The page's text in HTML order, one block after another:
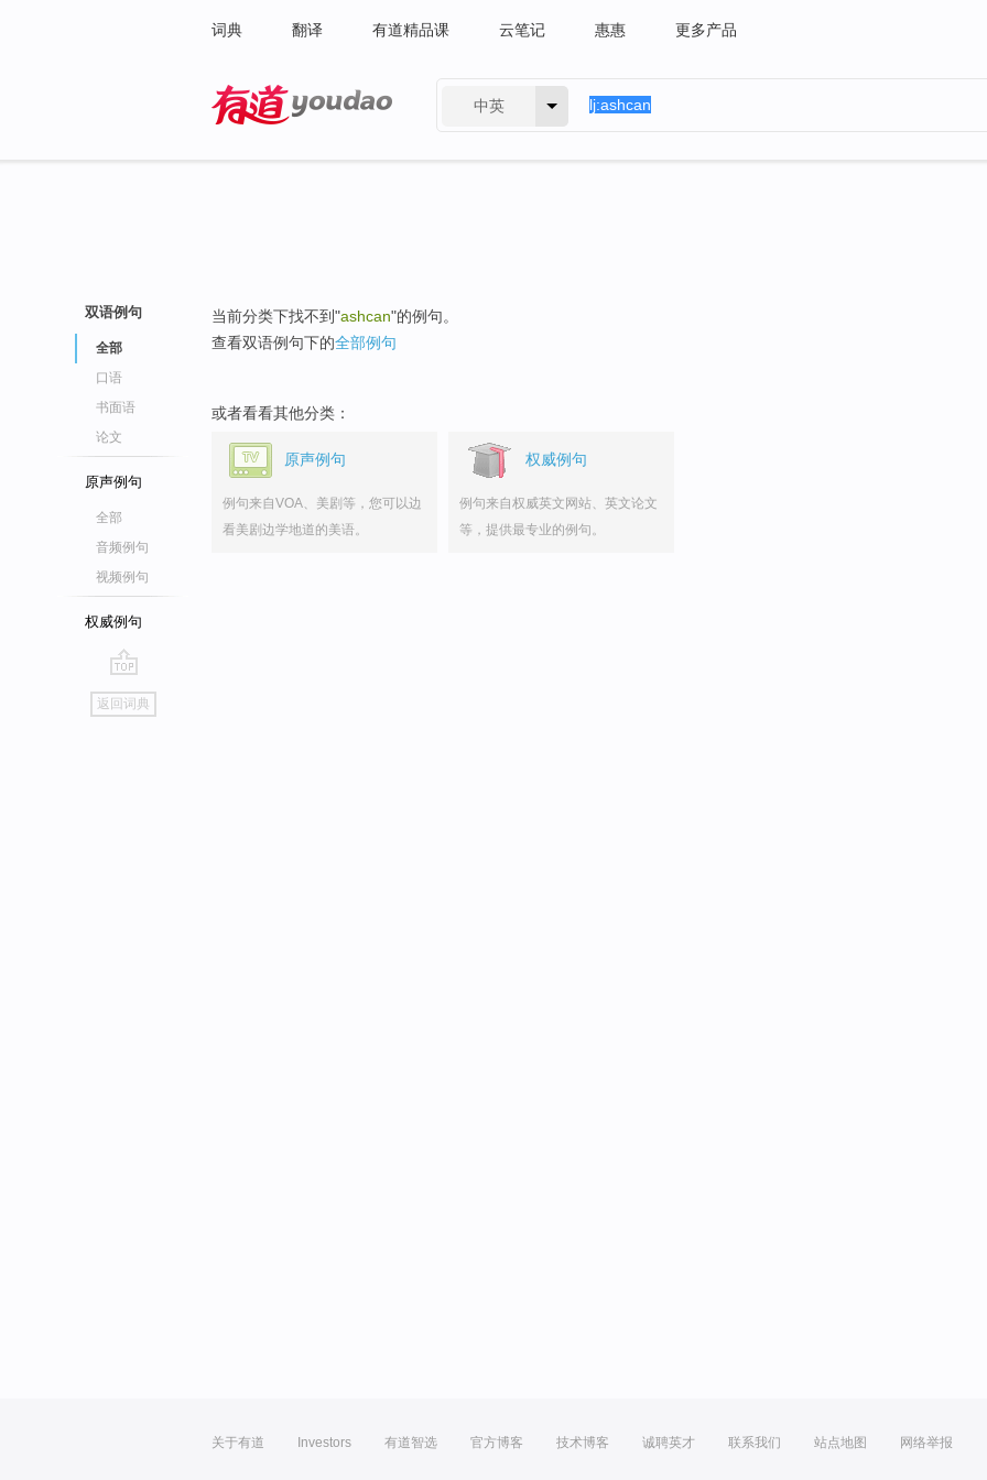
词典 翻译 有道精品课 云笔记 惠惠 更多产品
中英
双语例句
全部
口语
书面语
论文
原声例句
全部
音频例句
视频例句
权威例句
go
top
返回词典
当前分类下找不到"ashcan"的例句。
查看双语例句下的全部例句
或者看看其他分类：
原声例句
例句来自VOA、美剧等，您可以边
看美剧边学地道的美语。
权威例句
例句来自权威英文网站、英文论文
等，提供最专业的例句。
关于有道 Investors 有道智选 官方博客 技术博客 诚聘英才 联系我们 站点地图 网络举报